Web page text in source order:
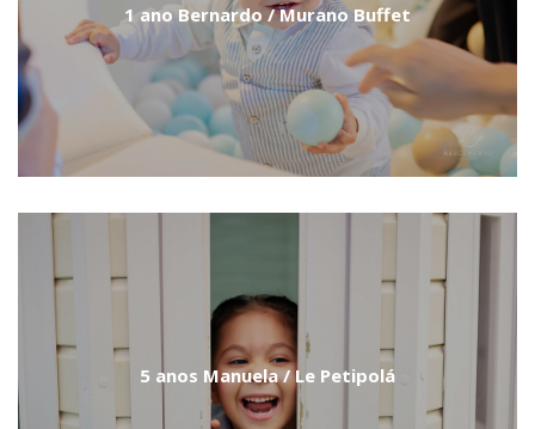
1 ano Bernardo / Murano Buffet
5 anos Manuela / Le Petipolá